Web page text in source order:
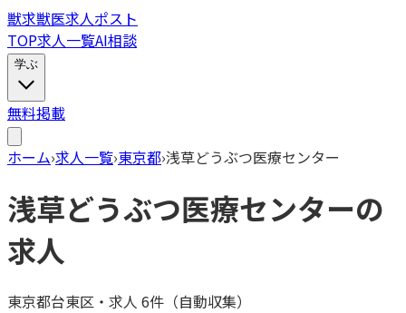
獣求獣医求人ポスト
TOP求人一覧AI相談
学ぶ
無料掲載
ホーム›求人一覧›東京都›浅草どうぶつ医療センター
浅草どうぶつ医療センターの
求人
東京都台東区 ・ 求人 6件（自動収集）